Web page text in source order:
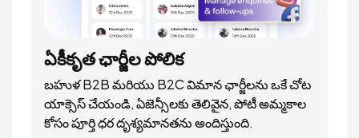
ఏకీకృత ఛార్జీల పోలిక
బహుళ B2B మరియు B2C విమాన ఛార్జీలను ఒకే చోట
యాక్సెస్ చేయండి, ఏజెన్సీలకు తెలివైన, పోటీ అమ్మకాల
కోసం పూర్తి ధర దృశ్యమానతను అందిస్తుంది.